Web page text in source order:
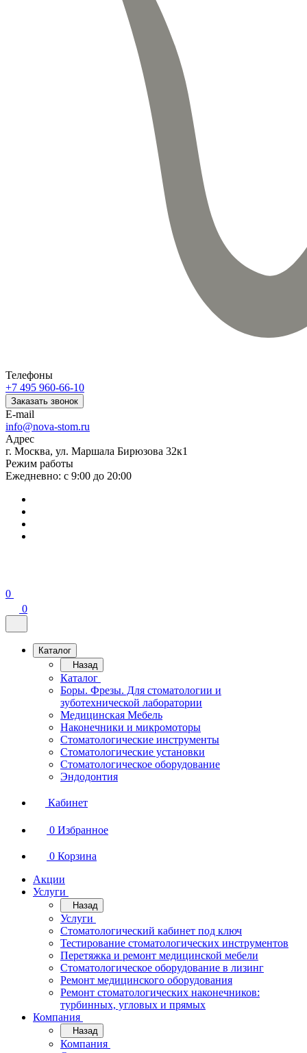
Телефоны
+7 495 960-66-10
Заказать звонок
E-mail
info@nova-stom.ru
Адрес
г. Москва, ул. Маршала Бирюзова 32к1
Режим работы
Ежедневно: с 9:00 до 20:00
0
0
Каталог
Назад
Каталог
Боры. Фрезы. Для стоматологии и
зуботехнической лаборатории
Медицинская Мебель
Наконечники и микромоторы
Стоматологические инструменты
Стоматологические установки
Стоматологическое оборудование
Эндодонтия
Кабинет
0 Избранное
0 Корзина
Акции
Услуги
Назад
Услуги
Стоматологический кабинет под ключ
Тестирование стоматологических инструментов
Перетяжка и ремонт медицинской мебели
Стоматологическое оборудование в лизинг
Ремонт медицинского оборудования
Ремонт стоматологических наконечников:
турбинных, угловых и прямых
Компания
Назад
Компания